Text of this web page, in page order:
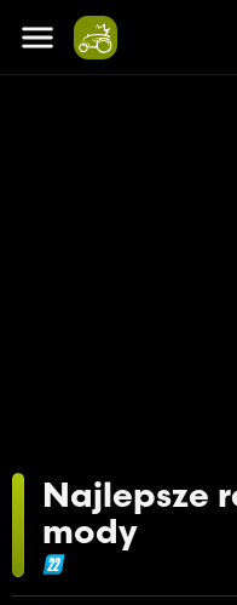
Najlepsze
mody